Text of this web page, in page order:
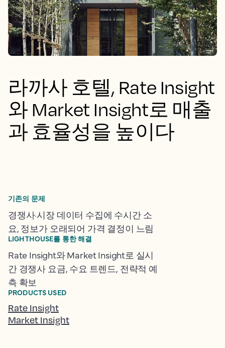
라까사 호텔, Rate Insight
와 Market Insight로 매출
과 효율성을 높이다
기존의 문제
경쟁사·시장 데이터 수집에 수시간 소
요, 정보가 오래되어 가격 결정이 느림
LIGHTHOUSE를 통한 해결
Rate Insight와 Market Insight로 실시
간 경쟁사 요금, 수요 트렌드, 전략적 예
측 확보
PRODUCTS USED
Rate Insight
Market Insight